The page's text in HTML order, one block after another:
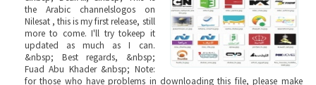
the Arabic channelslogos on
Nilesat , this is my first release, still
more to come. I'll try tokeep it
updated as much as I can.
&nbsp; Best regards, &nbsp;
Fuad Abu Khader &nbsp; Note:
for those who have problems in downloading this file, please make